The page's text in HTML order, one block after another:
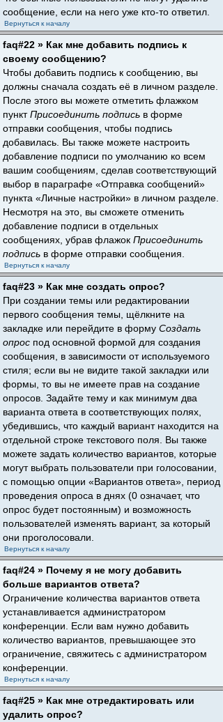
сообщение, если на него уже кто-то ответил.
Вернуться к началу
faq#22 » Как мне добавить подпись к
своему сообщению?
Чтобы добавить подпись к сообщению, вы
должны сначала создать её в личном разделе.
После этого вы можете отметить флажком
пунктПрисоединить подпись в форме
отправки сообщения, чтобы подпись
добавилась. Вы также можете настроить
добавление подписи по умолчанию ко всем
вашим сообщениям, сделав соответствующий
выбор в параграфе «Отправка сообщений»
пункта «Личные настройки» в личном разделе.
Несмотря на это, вы сможете отменить
добавление подписи в отдельных
сообщениях, убрав флажок Присоединить
подпись в форме отправки сообщения.
Вернуться к началу
faq#23 » Как мне создать опрос?
При создании темы или редактировании
первого сообщения темы, щёлкните на
закладке или перейдите в форму Создать
опрос под основной формой для создания
сообщения, в зависимости от используемого
стиля; если вы не видите такой закладки или
формы, то вы не имеете прав на создание
опросов. Задайте тему и как минимум два
варианта ответа в соответствующих полях,
убедившись, что каждый вариант находится на
отдельной строке текстового поля. Вы также
можете задать количество вариантов, которые
могут выбрать пользователи при голосовании,
с помощью опции «Вариантов ответа», период
проведения опроса в днях (0 означает, что
опрос будет постоянным) и возможность
пользователей изменять вариант, за который
они проголосовали.
Вернуться к началу
faq#24 » Почему я не могу добавить
больше вариантов ответа?
Ограничение количества вариантов ответа
устанавливается администратором
конференции. Если вам нужно добавить
количество вариантов, превышающее это
ограничение, свяжитесь с администратором
конференции.
Вернуться к началу
faq#25 » Как мне отредактировать или
удалить опрос?